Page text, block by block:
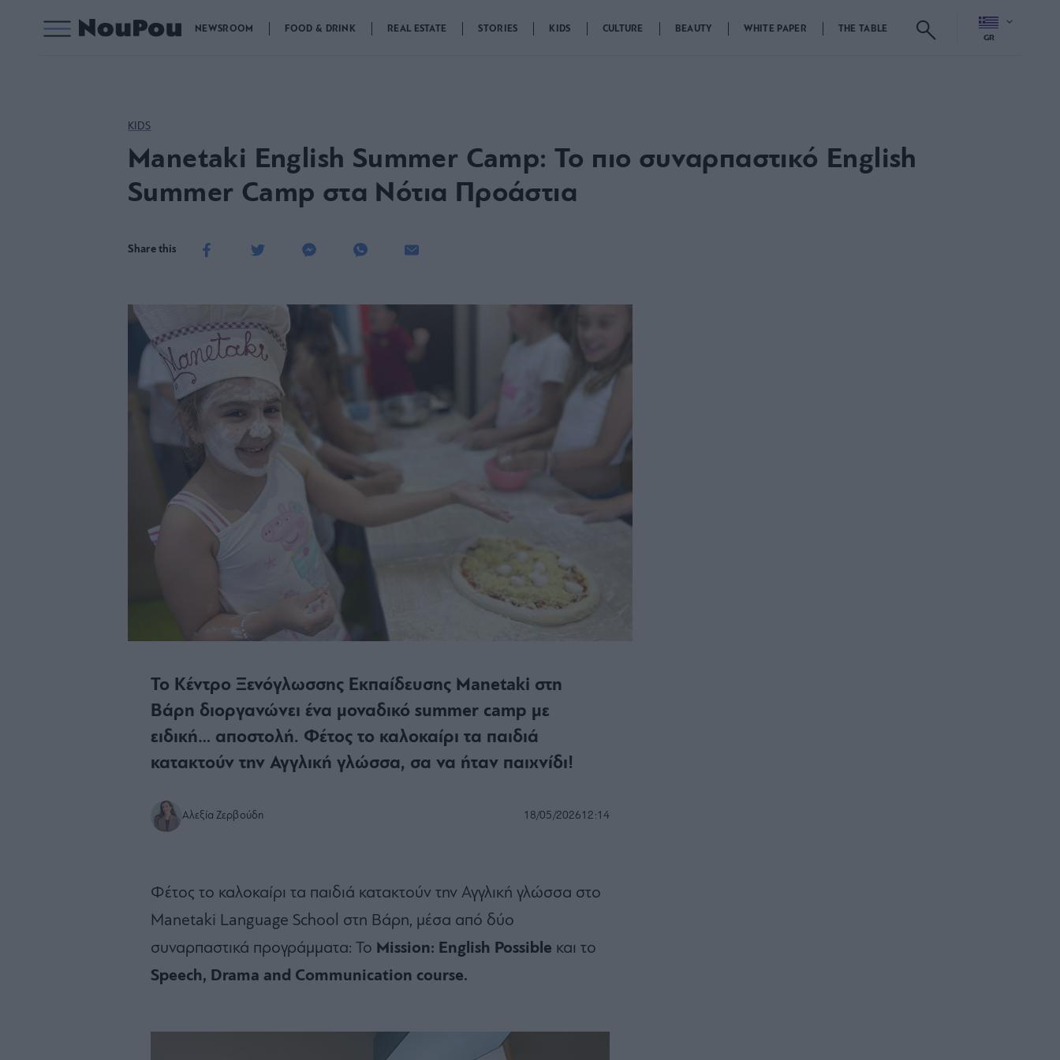
NEWSROOM FOOD & DRINK REAL ESTATE STORIES KIDS CULTURE BEAUTY WHITE PAPER THE TABLE
GR
KIDS
Manetaki English Summer Camp: Το πιο συναρπαστικό English
Summer Camp στα Νότια Προάστια
Share this
Το Κέντρο Ξενόγλωσσης Εκπαίδευσης Manetaki στη
Βάρη διοργανώνει ένα μοναδικό summer camp με
ειδική… αποστολή. Φέτος το καλοκαίρι τα παιδιά
κατακτούν την Αγγλική γλώσσα, σα να ήταν παιχνίδι!
Αλεξία Ζερβούδη 18/05/202612:14
Φέτος το καλοκαίρι τα παιδιά κατακτούν την Αγγλική γλώσσα στο
Manetaki Language School στη Βάρη, μέσα από δύο
συναρπαστικά προγράμματα: To Mission: English Possible και το
Speech, Drama and Communication course.